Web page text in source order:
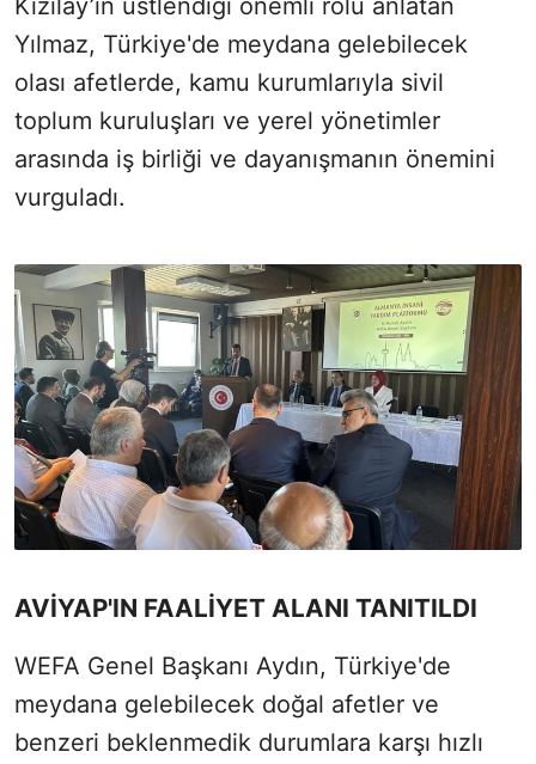
Kızılay’ın üstlendiği önemli rolü anlatan
Yılmaz, Türkiye'de meydana gelebilecek
olası afetlerde, kamu kurumlarıyla sivil
toplum kuruluşları ve yerel yönetimler
arasında iş birliği ve dayanışmanın önemini
vurguladı.
AVİYAP'IN FAALİYET ALANI TANITILDI
WEFA Genel Başkanı Aydın, Türkiye'de
meydana gelebilecek doğal afetler ve
benzeri beklenmedik durumlara karşı hızlı